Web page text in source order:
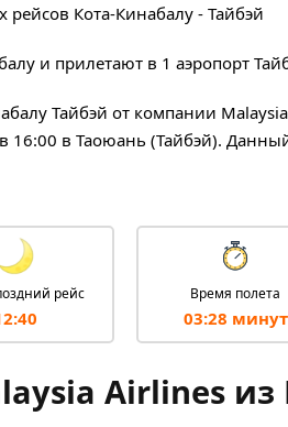
Кота-Кинабалу - Тайбэй
и прилетают в 1 аэропорт
Тайбэй от компании
16:00 в Таоюань (Тайбэй).
рейс Время полета
03:28 минут
Airlines